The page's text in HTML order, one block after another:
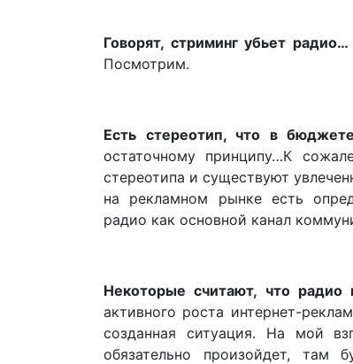
Говорят, стриминг убьет радио…
Посмотрим.
Есть стереотип, что в
остаточному принципу…К
стереотипа и существуют
на рекламном рынке есть
радио как основной канал
Некоторые считают, что радио
активного роста интернет-
созданная ситуация. На мой
обязательно произойдет,